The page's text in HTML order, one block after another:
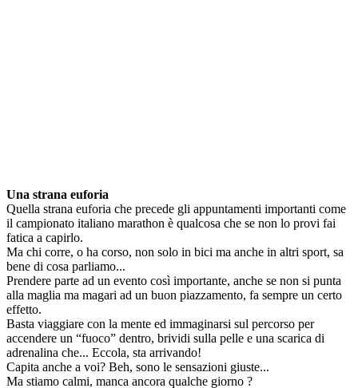
Una strana euforia
Quella strana euforia che precede gli appuntamenti importanti come
il campionato italiano marathon è qualcosa che se non lo provi fai
fatica a capirlo.
Ma chi corre, o ha corso, non solo in bici ma anche in altri sport, sa
bene di cosa parliamo...
Prendere parte ad un evento così importante, anche se non si punta
alla maglia ma magari ad un buon piazzamento, fa sempre un certo
effetto.
Basta viaggiare con la mente ed immaginarsi sul percorso per
accendere un “fuoco” dentro, brividi sulla pelle e una scarica di
adrenalina che... Eccola, sta arrivando!
Capita anche a voi? Beh, sono le sensazioni giuste...
Ma stiamo calmi, manca ancora qualche giorno ?